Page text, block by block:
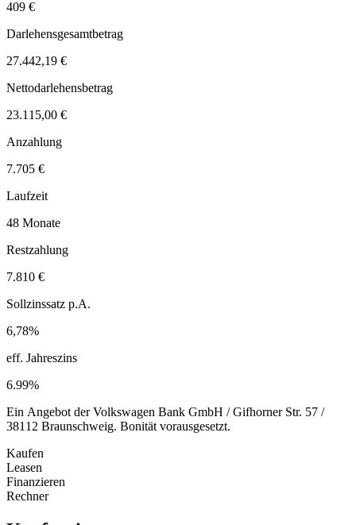
409 €
Darlehensgesamtbetrag
27.442,19 €
Nettodarlehensbetrag
23.115,00 €
Anzahlung
7.705 €
Laufzeit
48 Monate
Restzahlung
7.810 €
Sollzinssatz p.A.
6,78%
eff. Jahreszins
6.99%
Ein Angebot der Volkswagen Bank GmbH / Gifhorner Str. 57 /
38112 Braunschweig. Bonität vorausgesetzt.
Kaufen
Leasen
Finanzieren
Rechner